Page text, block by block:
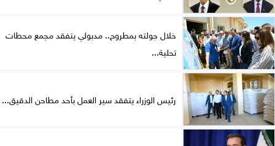
خلال جولته بمطروح.. مدبولي يتفقد مجمع محطات
تحلية...
رئيس الوزراء يتفقد سير العمل بأحد مطاحن الدقيق...